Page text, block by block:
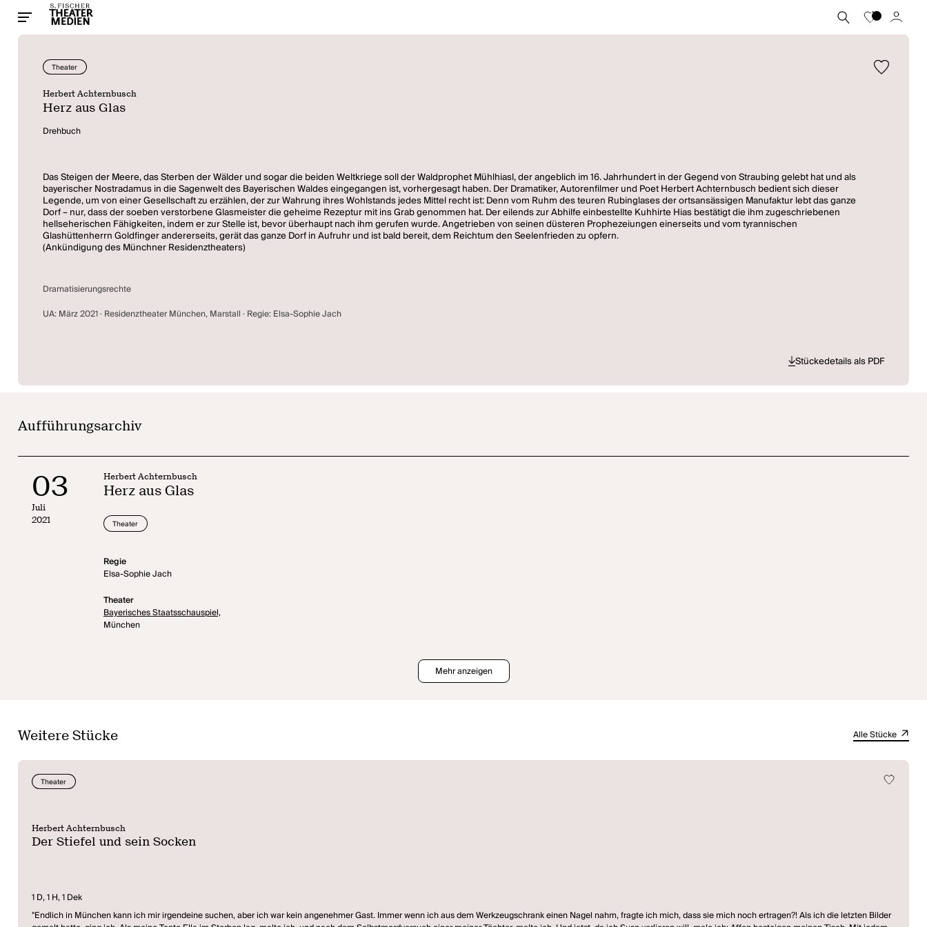
Theater
Herbert Achternbusch
Herz aus Glas
Drehbuch
Das Steigen der Meere, das Sterben der Wälder und sogar die beiden Weltkriege soll der Waldprophet Mühlhiasl, der angeblich im 16. Jahrhundert in der Gegend von Straubing gelebt hat und als
bayerischer Nostradamus in die Sagenwelt des Bayerischen Waldes eingegangen ist, vorhergesagt haben. Der Dramatiker, Autorenfilmer und Poet Herbert Achternbusch bedient sich dieser
Legende, um von einer Gesellschaft zu erzählen, der zur Wahrung ihres Wohlstands jedes Mittel recht ist: Denn vom Ruhm des teuren Rubinglases der ortsansässigen Manufaktur lebt das ganze
Dorf – nur, dass der soeben verstorbene Glasmeister die geheime Rezeptur mit ins Grab genommen hat. Der eilends zur Abhilfe einbestellte Kuhhirte Hias bestätigt die ihm zugeschriebenen
hellseherischen Fähigkeiten, indem er zur Stelle ist, bevor überhaupt nach ihm gerufen wurde. Angetrieben von seinen düsteren Prophezeiungen einerseits und vom tyrannischen
Glashüttenherrn Goldfinger andererseits, gerät das ganze Dorf in Aufruhr und ist bald bereit, dem Reichtum den Seelenfrieden zu opfern.
(Ankündigung des Münchner Residenztheaters)
Dramatisierungsrechte
UA: März 2021 · Residenztheater München, Marstall · Regie: Elsa-Sophie Jach
Stückedetails als PDF
Aufführungsarchiv
03
Juli
2021
Herbert Achternbusch
Herz aus Glas
Theater
Regie
Elsa-Sophie Jach
Theater
Bayerisches Staatsschauspiel,
München
Mehr anzeigen
Weitere Stücke Alle Stücke
Theater
Herbert Achternbusch
Der Stiefel und sein Socken
1 D, 1 H, 1 Dek
"Endlich in München kann ich mir irgendeine suchen, aber ich war kein angenehmer Gast. Immer wenn ich aus dem Werkzeugschrank einen Nagel nahm, fragte ich mich, dass sie mich noch ertragen?! Als ich die letzten Bilder